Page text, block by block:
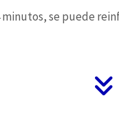
se puede